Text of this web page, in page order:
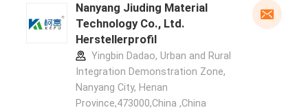
Nanyang Jiuding Material
Technology Co., Ltd.
Herstellerprofil
Yingbin Dadao, Urban and Rural
Integration Demonstration Zone,
Nanyang City, Henan
Province,473000,China ,China